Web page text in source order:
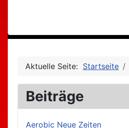
Aktuelle Seite: Startseite
Beiträge
Aerobic Neue Zeiten